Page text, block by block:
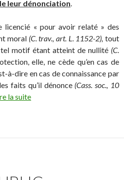
leur dénonciation.
licencié « pour avoir relaté » des
moral (C. trav., art. L. 1152-2), tout
motif étant atteint de nullité (C.
elle, ne cède qu’en cas de
à-dire en cas de connaissance par
faits qu’il dénonce (Cass. soc., 10
la suite